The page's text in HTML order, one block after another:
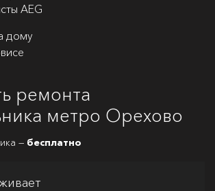
AEG
дому
ремонта
метро Орехово
— бесплатно